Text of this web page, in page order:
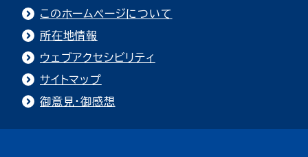
このホームページについて
所在地情報
ウェブアクセシビリティ
サイトマップ
御意見・御感想